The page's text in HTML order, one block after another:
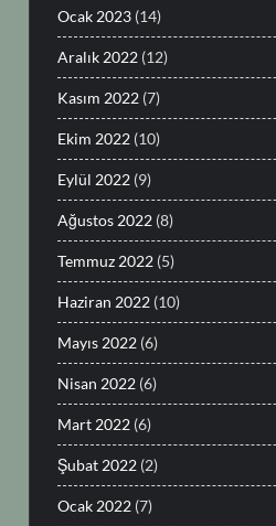
Ocak 2023 (14)
Aralık 2022 (12)
Kasım 2022 (7)
Ekim 2022 (10)
Eylül 2022 (9)
Ağustos 2022 (8)
Temmuz 2022 (5)
Haziran 2022 (10)
Mayıs 2022 (6)
Nisan 2022 (6)
Mart 2022 (6)
Şubat 2022 (2)
Ocak 2022 (7)